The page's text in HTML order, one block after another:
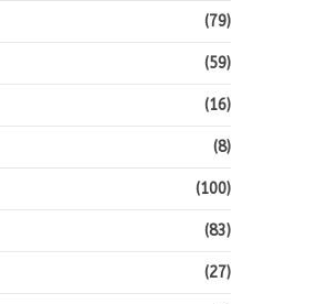
(79)
(59)
(16)
(8)
(100)
(83)
(27)